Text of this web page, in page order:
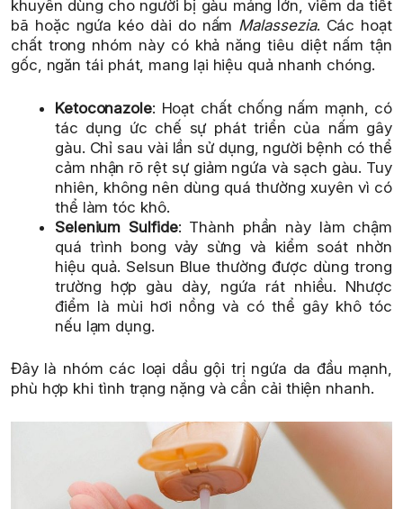
khuyên dùng cho người bị gàu mảng lớn, viêm da tiết
bã hoặc ngứa kéo dài do nấm Malassezia. Các hoạt
chất trong nhóm này có khả năng tiêu diệt nấm tận
gốc, ngăn tái phát, mang lại hiệu quả nhanh chóng.
Ketoconazole: Hoạt chất chống nấm mạnh, có
tác dụng ức chế sự phát triển của nấm gây
gàu. Chỉ sau vài lần sử dụng, người bệnh có thể
cảm nhận rõ rệt sự giảm ngứa và sạch gàu. Tuy
nhiên, không nên dùng quá thường xuyên vì có
thể làm tóc khô.
Selenium Sulfide: Thành phần này làm chậm
quá trình bong vảy sừng và kiểm soát nhờn
hiệu quả. Selsun Blue thường được dùng trong
trường hợp gàu dày, ngứa rát nhiều. Nhược
điểm là mùi hơi nồng và có thể gây khô tóc
nếu lạm dụng.
Đây là nhóm các loại dầu gội trị ngứa da đầu mạnh,
phù hợp khi tình trạng nặng và cần cải thiện nhanh.